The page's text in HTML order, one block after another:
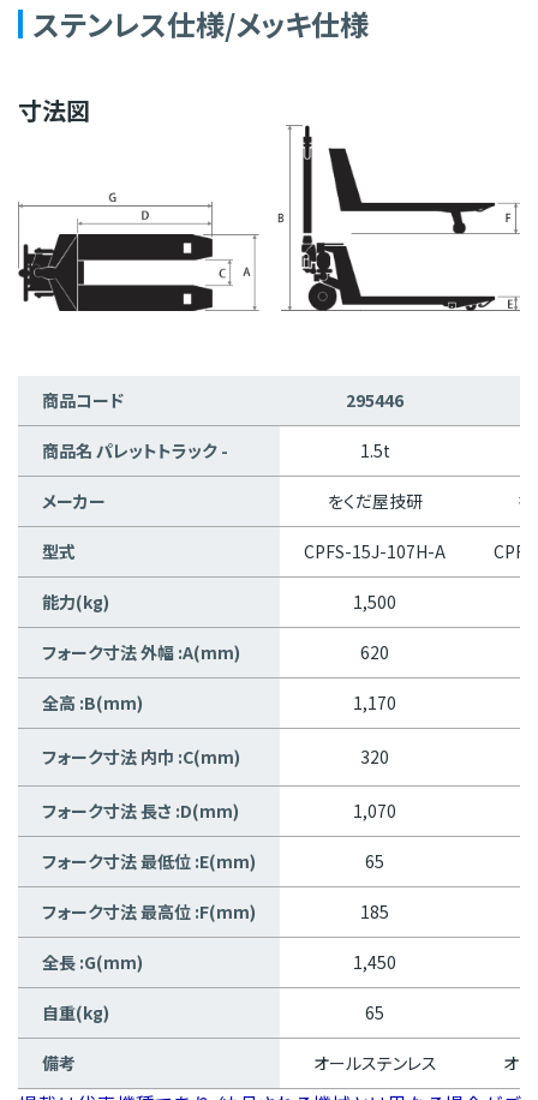
ステンレス仕様/メッキ仕様
寸法図
商品コード 295446
商品名 パレットトラック - 1.5t
メーカー をくだ屋技研
型式 CPFS-15J-107H-A
能力(kg) 1,500
フォーク寸法 外幅 :A(mm) 620
全高 :B(mm) 1,170
フォーク寸法 内巾 :C(mm) 320
フォーク寸法 長さ :D(mm) 1,070
フォーク寸法 最低位 :E(mm) 65
フォーク寸法 最高位 :F(mm) 185
全長 :G(mm) 1,450
自重(kg) 65
備考 オールステンレス オ